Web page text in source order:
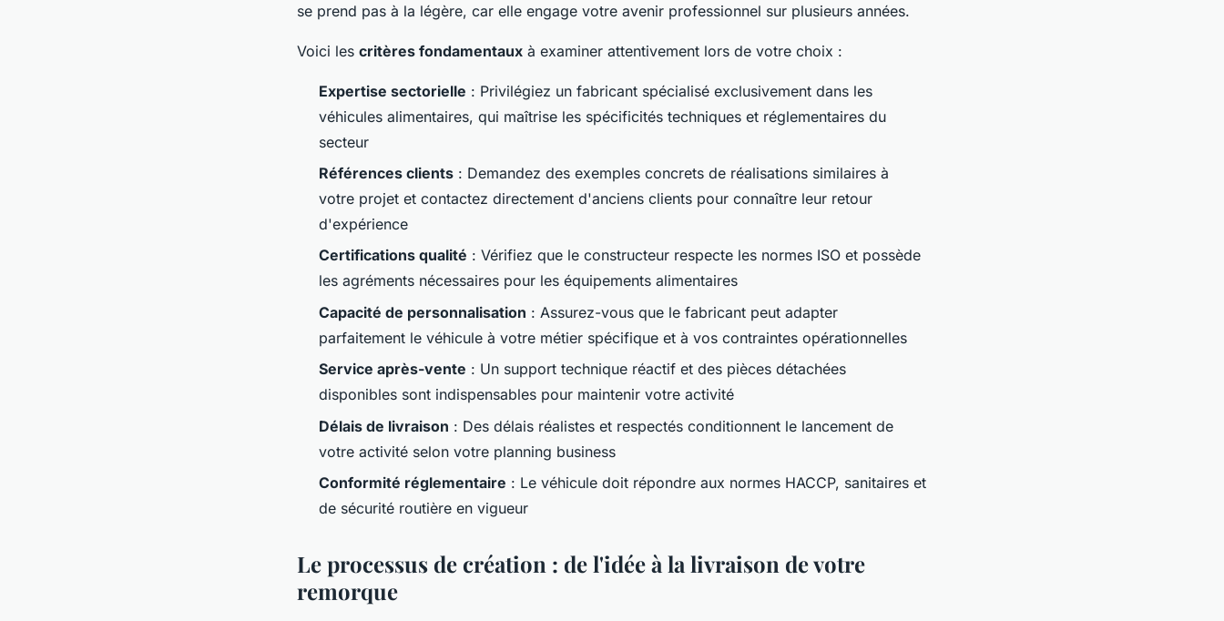
se prend pas à la légère, car elle engage votre avenir professionnel sur plusieurs années.
Voici les critères fondamentaux à examiner attentivement lors de votre choix :
Expertise sectorielle : Privilégiez un fabricant spécialisé exclusivement dans les
véhicules alimentaires, qui maîtrise les spécificités techniques et réglementaires du
secteur
Références clients : Demandez des exemples concrets de réalisations similaires à
votre projet et contactez directement d'anciens clients pour connaître leur retour
d'expérience
Certifications qualité : Vérifiez que le constructeur respecte les normes ISO et possède
les agréments nécessaires pour les équipements alimentaires
Capacité de personnalisation : Assurez-vous que le fabricant peut adapter
parfaitement le véhicule à votre métier spécifique et à vos contraintes opérationnelles
Service après-vente : Un support technique réactif et des pièces détachées
disponibles sont indispensables pour maintenir votre activité
Délais de livraison : Des délais réalistes et respectés conditionnent le lancement de
votre activité selon votre planning business
Conformité réglementaire : Le véhicule doit répondre aux normes HACCP, sanitaires et
de sécurité routière en vigueur
Le processus de création : de l'idée à la livraison de votre
remorque